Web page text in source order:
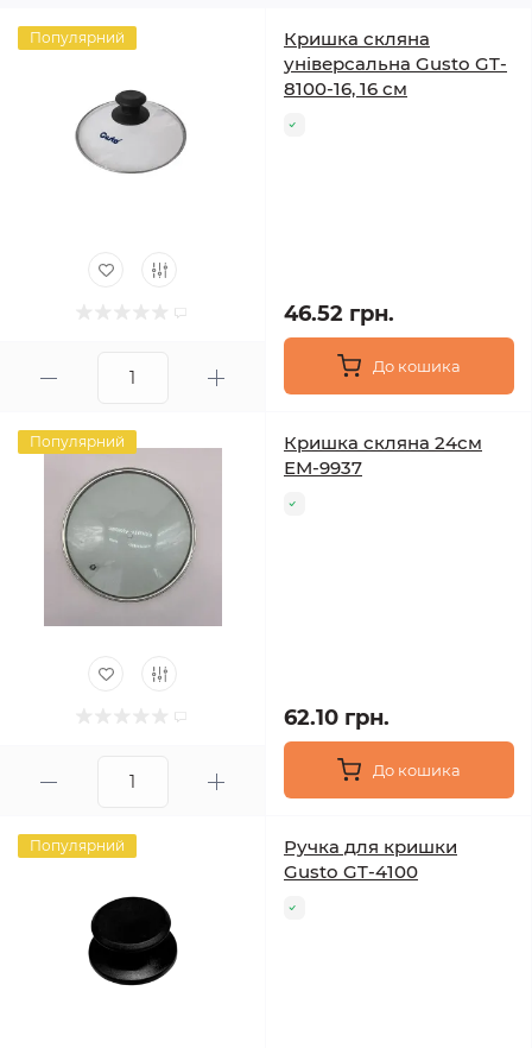
Популярний
Кришка скляна
універсальна Gusto GT-
8100-16, 16 см
46.52 грн.
До кошика
Популярний
Кришка скляна 24см
ЕМ-9937
62.10 грн.
До кошика
Популярний
Ручка для кришки
Gusto GT-4100